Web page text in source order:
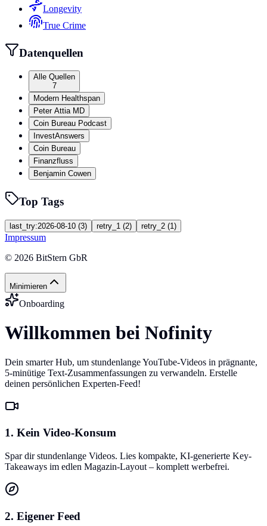
Longevity
True Crime
Datenquellen
Alle Quellen
7
Modern Healthspan
Peter Attia MD
Coin Bureau Podcast
InvestAnswers
Coin Bureau
Finanzfluss
Benjamin Cowen
Top Tags
last_try:2026-08-10 (3) retry_1 (2) retry_2 (1 )
Impressum
© 2026 BitStern GbR
Minimieren
Onboarding
Willkommen bei Nofinity
Dein smarter Hub, um stundenlange YouTube-Videos in prägnante,
5-minütige Text-Zusammenfassungen zu verwandeln. Erstelle
deinen persönlichen Experten-Feed!
1. Kein Video-Konsum
Spar dir stundenlange Videos. Lies kompakte, KI-generierte Key-
Takeaways im edlen Magazin-Layout – komplett werbefrei.
2. Eigener Feed